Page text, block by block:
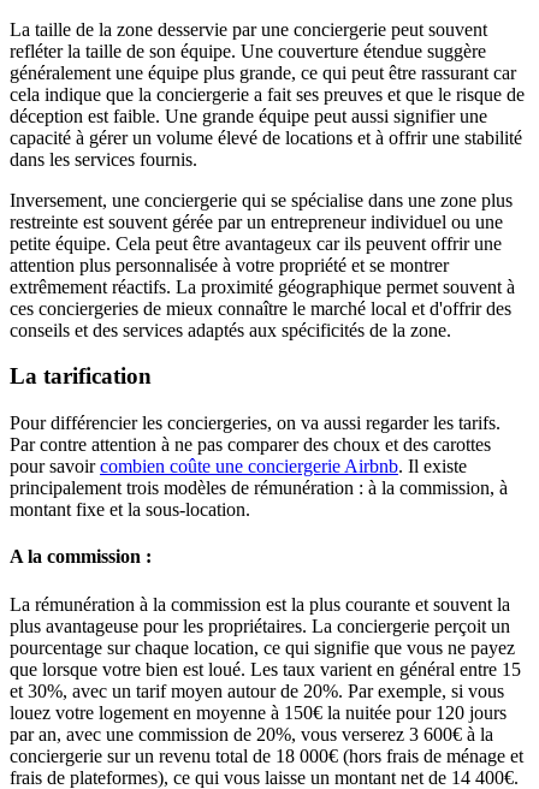
La taille de la zone desservie par une conciergerie peut souvent
refléter la taille de son équipe. Une couverture étendue suggère
généralement une équipe plus grande, ce qui peut être rassurant car
cela indique que la conciergerie a fait ses preuves et que le risque de
déception est faible. Une grande équipe peut aussi signifier une
capacité à gérer un volume élevé de locations et à offrir une stabilité
dans les services fournis.
Inversement, une conciergerie qui se spécialise dans une zone plus
restreinte est souvent gérée par un entrepreneur individuel ou une
petite équipe. Cela peut être avantageux car ils peuvent offrir une
attention plus personnalisée à votre propriété et se montrer
extrêmement réactifs. La proximité géographique permet souvent à
ces conciergeries de mieux connaître le marché local et d'offrir des
conseils et des services adaptés aux spécificités de la zone.
La tarification
Pour différencier les conciergeries, on va aussi regarder les tarifs.
Par contre attention à ne pas comparer des choux et des carottes
pour savoircombien coûte une conciergerie Airbnb. Il existe
principalement trois modèles de rémunération : à la commission, à
montant fixe et la sous-location.
A la commission :
La rémunération à la commission est la plus courante et souvent la
plus avantageuse pour les propriétaires. La conciergerie perçoit un
pourcentage sur chaque location, ce qui signifie que vous ne payez
que lorsque votre bien est loué. Les taux varient en général entre 15
et 30%, avec un tarif moyen autour de 20%. Par exemple, si vous
louez votre logement en moyenne à 150€ la nuitée pour 120 jours
par an, avec une commission de 20%, vous verserez 3 600€ à la
conciergerie sur un revenu total de 18 000€ (hors frais de ménage et
frais de plateformes), ce qui vous laisse un montant net de 14 400€.